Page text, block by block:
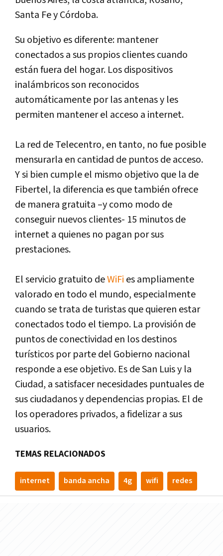
Santa Fe y Córdoba.
Su objetivo es diferente: mantener
conectados a sus propios clientes cuando
están fuera del hogar. Los dispositivos
inalámbricos son reconocidos
automáticamente por las antenas y les
permiten mantener el acceso a internet.
La red de Telecentro, en tanto, no fue posible
mensurarla en cantidad de puntos de acceso.
Y si bien cumple el mismo objetivo que la de
Fibertel, la diferencia es que también ofrece
de manera gratuita –y como modo de
conseguir nuevos clientes- 15 minutos de
internet a quienes no pagan por sus
prestaciones.
El servicio gratuito deWiFi es ampliamente
valorado en todo el mundo, especialmente
cuando se trata de turistas que quieren estar
conectados todo el tiempo. La provisión de
puntos de conectividad en los destinos
turísticos por parte del Gobierno nacional
responde a ese objetivo. Es de San Luis y la
Ciudad, a satisfacer necesidades puntuales de
sus ciudadanos y dependencias propias. El de
los operadores privados, a fidelizar a sus
usuarios.
TEMAS RELACIONADOS
internet banda ancha 4g wifi redes